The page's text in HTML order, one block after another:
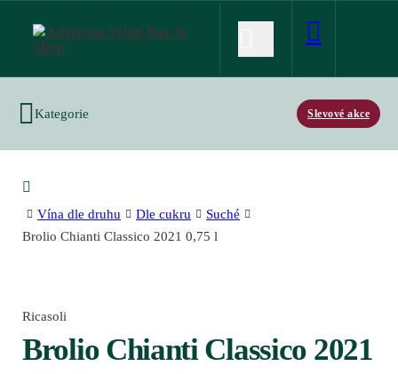
Kategorie Slevové akce
Vína dle druhu Dle cukru
Suché
Brolio Chianti Classico 2021 0,75 l
Ricasoli
Brolio Chianti Classico 2021